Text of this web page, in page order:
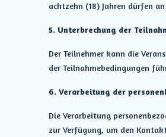
achtzehn (18) Jahren dürfen
5. Unterbrechung der
Der Teilnehmer kann die
der Teilnahmebedingungen
6. Verarbeitung der
Die Verarbeitung
zur Verfügung, um den